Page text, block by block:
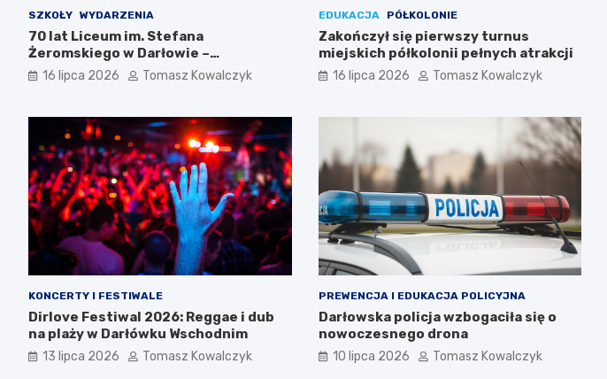
SZKOŁY WYDARZENIA
70 lat Liceum im. Stefana
Żeromskiego w Darłowie –
Świętujemy razem!
16 lipca 2026 Tomasz Kowalczyk
EDUKACJA PÓŁKOLONIE
Zakończył się pierwszy turnus
miejskich półkolonii pełnych atrakcji
16 lipca 2026 Tomasz Kowalczyk
KONCERTY I FESTIWALE
Dirlove Festiwal 2026: Reggae i dub
na plaży w Darłówku Wschodnim
13 lipca 2026 Tomasz Kowalczyk
PREWENCJA I EDUKACJA POLICYJNA
Darłowska policja wzbogaciła się o
nowoczesnego drona
10 lipca 2026 Tomasz Kowalczyk